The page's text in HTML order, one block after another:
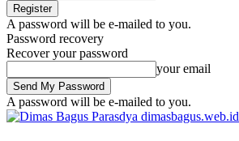
A password will be e-mailed to you.
Password recovery
Recover your password
your email
A password will be e-mailed to you.
dimasbagus.web.id